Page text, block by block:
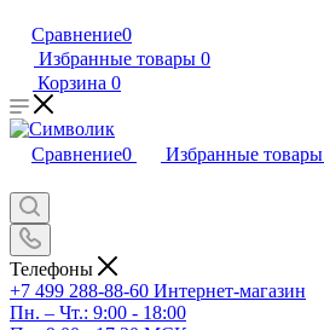
Сравнение0
Избранные товары 0
Корзина 0
Сравнение0 Избранные товары
Телефоны
+7 499 288-88-60 Интернет-магазин
Пн. – Чт.: 9:00 - 18:00